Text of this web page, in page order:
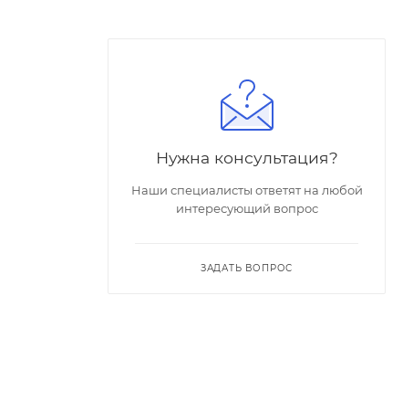
Нужна консультация?
Наши специалисты ответят на любой
интересующий вопрос
ЗАДАТЬ ВОПРОС